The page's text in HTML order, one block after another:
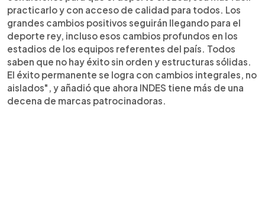
practicarlo y con acceso de calidad para todos. Los
grandes cambios positivos seguirán llegando para el
deporte rey, incluso esos cambios profundos en los
estadios de los equipos referentes del país. Todos
saben que no hay éxito sin orden y estructuras sólidas.
El éxito permanente se logra con cambios integrales, no
aislados", y añadió que ahora INDES tiene más de una
decena de marcas patrocinadoras.